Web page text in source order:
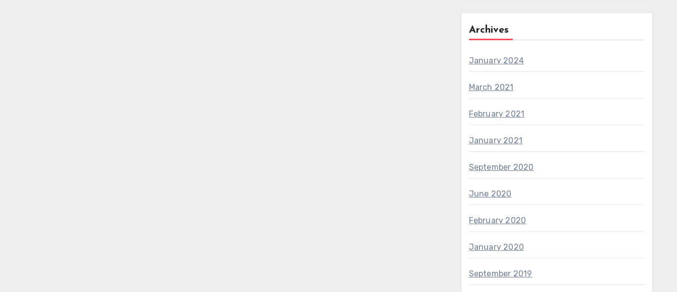
Archives
January 2024
March 2021
February 2021
January 2021
September 2020
June 2020
February 2020
January 2020
September 2019